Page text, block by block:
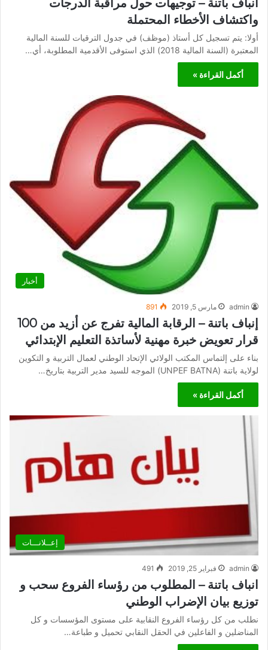
انباف باتنة – توجيهات حول مراقبة الدرجات
واكتشاف الأخطاء المحتملة
أولا: يتم تسجيل كل أستاذ (موظف) في جدول الترقيات للسنة المالية
المعتبرة (السنة المالية 2018) الذي استوفى الأقدمية المطلوبة، أي…
أكمل القراءة »
أخبار
admin مارس 5, 2019 891
إنباف باتنة – الرقابة المالية تفرج عن أزيد من 100
قرار تعويض خبرة مهنية لأساتذة التعليم الإبتدائي
بناء على إلتماس المكتب الولائي الإتحاد الوطني لعمال التربية و التكوين
لولاية باتنة (UNPEF BATNA) الموجه للسيد مدير التربية بتاريخ…
أكمل القراءة »
إعــلانـــات
admin فبراير 25, 2019 491
انباف باتنة – المطلوب من رؤساء الفروع سحب و
توزيع بيان الإضراب الوطني
نطلب من كل رؤساء الفروع النقابية على مستوى المؤسسات و كل
المناضلين و الفاعلين في الحقل النقابي تحميل و طباعة…